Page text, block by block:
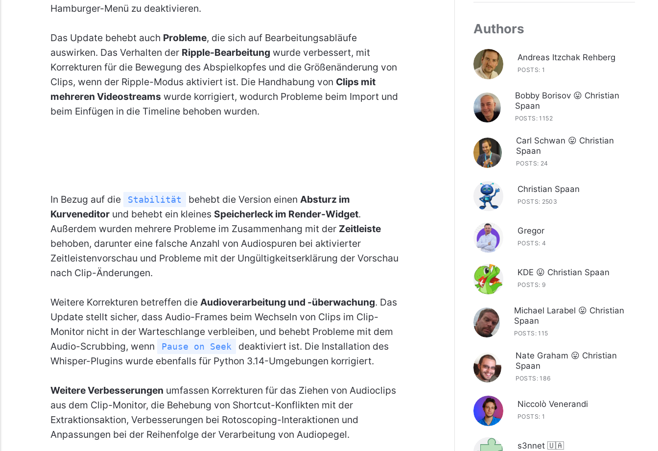
Hamburger-Menü zu deaktivieren.
Das Update behebt auch Probleme, die sich auf Bearbeitungsabläufe
auswirken. Das Verhalten der Ripple-Bearbeitung wurde verbessert, mit
Korrekturen für die Bewegung des Abspielkopfes und die Größenänderung von
Clips, wenn der Ripple-Modus aktiviert ist. Die Handhabung von Clips mit
mehreren Videostreams wurde korrigiert, wodurch Probleme beim Import und
beim Einfügen in die Timeline behoben wurden.
In Bezug auf die Stabilität behebt die Version einenAbsturz im
Kurveneditorund behebt ein kleines Speicherleck im Render-Widget.
Außerdem wurden mehrere Probleme im Zusammenhang mit der Zeitleiste
behoben, darunter eine falsche Anzahl von Audiospuren bei aktivierter
Zeitleistenvorschau und Probleme mit der Ungültigkeitserklärung der Vorschau
nach Clip-Änderungen.
Weitere Korrekturen betreffen die Audioverarbeitung und -überwachung. Das
Update stellt sicher, dass Audio-Frames beim Wechseln von Clips im Clip-
Monitor nicht in der Warteschlange verbleiben, und behebt Probleme mit dem
Audio-Scrubbing, wenn
Pause on Seek
deaktiviert ist. Die Installation des
Whisper-Plugins wurde ebenfalls für Python 3.14-Umgebungen korrigiert.
Weitere Verbesserungen umfassen Korrekturen für das Ziehen von Audioclips
aus dem Clip-Monitor, die Behebung von Shortcut-Konflikten mit der
Extraktionsaktion, Verbesserungen bei Rotoscoping-Interaktionen und
Anpassungen bei der Reihenfolge der Verarbeitung von Audiopegel.
Authors
Andreas Itzchak Rehberg
POSTS: 1
Bobby Borisov 😛 Christian
Spaan
POSTS: 1152
Carl Schwan 😛 Christian
Spaan
POSTS: 24
Christian Spaan
POSTS: 2503
Gregor
POSTS: 4
KDE 😛 Christian Spaan
POSTS: 9
Michael Larabel 😛 Christian
Spaan
POSTS: 115
Nate Graham 😛 Christian
Spaan
POSTS: 186
Niccolò Venerandi
POSTS: 1
s3nnet 🇺🇦